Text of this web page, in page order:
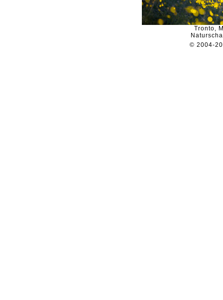
Tronto,
© 2004-